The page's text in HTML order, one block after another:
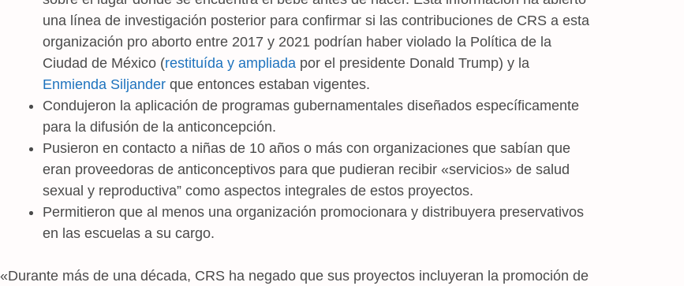
una línea de investigación posterior para confirmar si las contribuciones de CRS a esta
organización pro aborto entre 2017 y 2021 podrían haber violado la Política de la
Ciudad de México (restituída y ampliada por el presidente Donald Trump) y la
Enmienda Siljander que entonces estaban vigentes.
Condujeron la aplicación de programas gubernamentales diseñados específicamente
para la difusión de la anticoncepción.
Pusieron en contacto a niñas de 10 años o más con organizaciones que sabían que
eran proveedoras de anticonceptivos para que pudieran recibir «servicios» de salud
sexual y reproductiva” como aspectos integrales de estos proyectos.
Permitieron que al menos una organización promocionara y distribuyera preservativos
en las escuelas a su cargo.
«Durante más de una década, CRS ha negado que sus proyectos incluyeran la promoción de